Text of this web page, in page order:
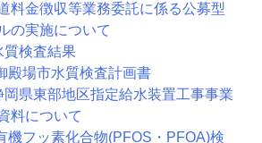
料金徴収等業務委託に係る公募型
の実施について
質検査結果
殿場市水質検査計画書
岡県東部地区指定給水装置工事事業
料について
機フッ素化合物(PFOS・PFOA)検